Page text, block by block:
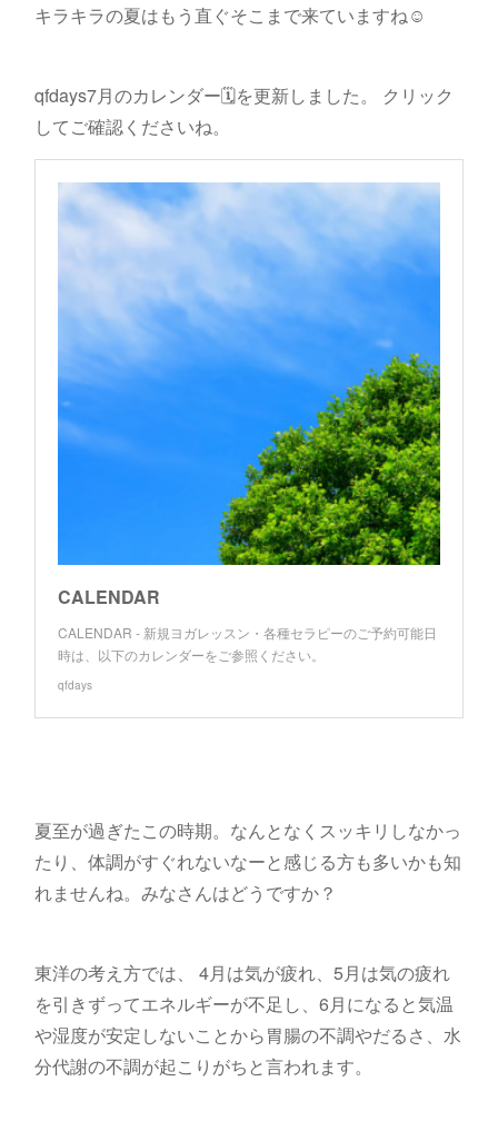
キラキラの夏はもう直ぐそこまで来ていますね☺️
qfdays7月のカレンダー🗓を更新しました。 クリック
してご確認くださいね。
CALENDAR
CALENDAR - 新規ヨガレッスン・各種セラピーのご予約可能日
時は、以下のカレンダーをご参照ください。
qfdays
夏至が過ぎたこの時期。なんとなくスッキリしなかっ
たり、体調がすぐれないなーと感じる方も多いかも知
れませんね。みなさんはどうですか？
東洋の考え方では、 4月は気が疲れ、5月は気の疲れ
を引きずってエネルギーが不足し、6月になると気温
や湿度が安定しないことから胃腸の不調やだるさ、水
分代謝の不調が起こりがちと言われます。